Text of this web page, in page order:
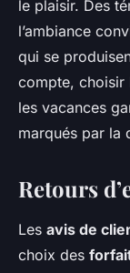
le plaisir. Des
l’ambiance
qui se
compte, choisir
les vacances
marqués par la
Retours
Les avis de
choix des